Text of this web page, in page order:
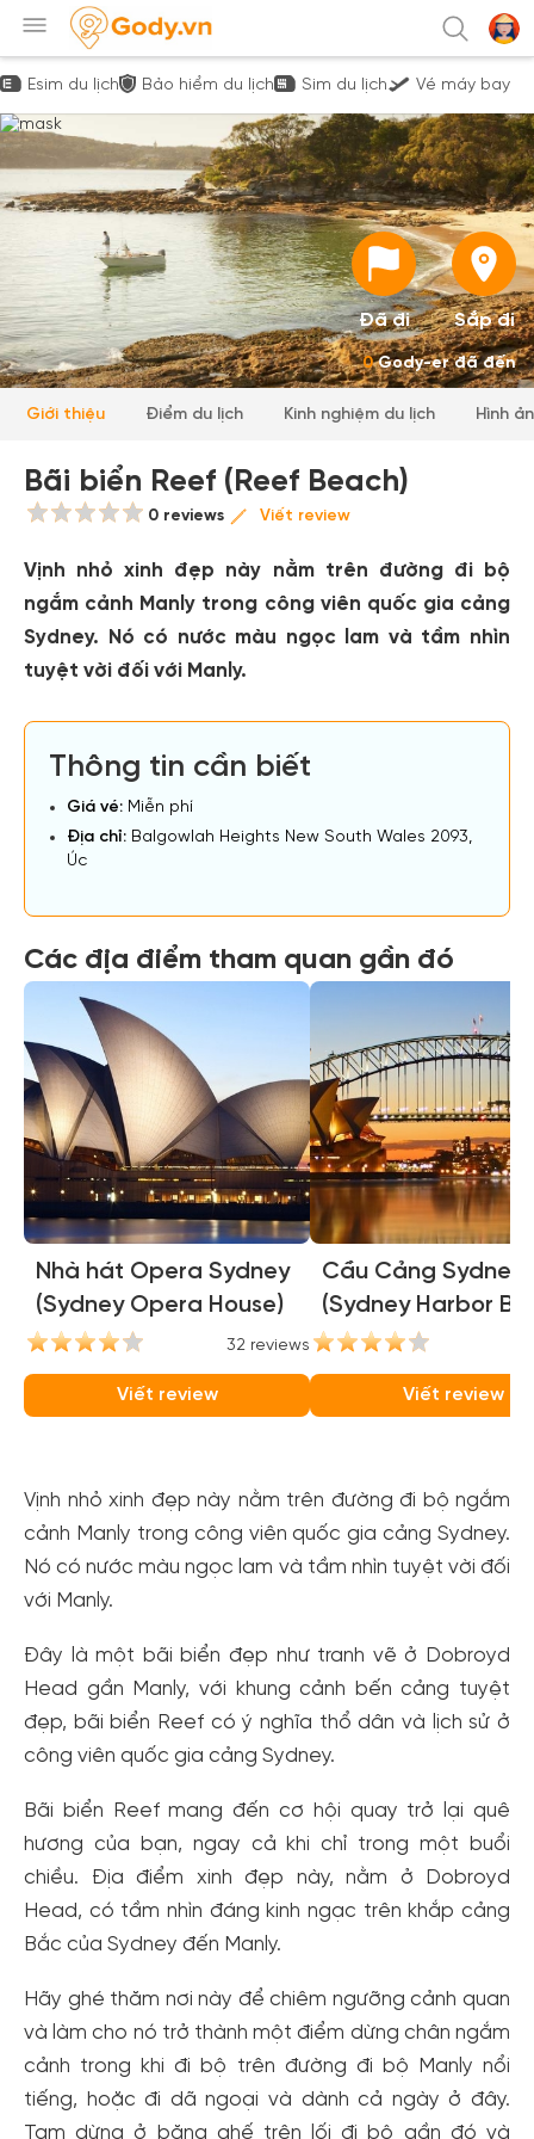
Esim du lịch Bảo hiểm du lịch Sim du lịch Vé máy bay
Đã đi Sắp đi
0Gody-er đã đến
Giới thiệu Điểm du lịch Kinh nghiệm du lịch Hình
Bãi biển Reef (Reef Beach)
0 reviews Viết review
Vịnh nhỏ xinh đẹp này nằm trên đường đi bộ
ngắm cảnh Manly trong công viên quốc gia cảng
Sydney. Nó có nước màu ngọc lam và tầm nhìn
tuyệt vời đối với Manly.
Thông tin cần biết
Giá vé: Miễn phí
Địa chỉ: Balgowlah Heights New South Wales 2093,
Úc
Các địa điểm tham quan gần đó
Nhà hát Opera Sydney
(Sydney Opera House)
32 reviews
Viết review
Cầu Cảng Sydney
(Sydney Harbor
Viết review
Vịnh nhỏ xinh đẹp này nằm trên đường đi bộ ngắm
cảnh Manly trong công viên quốc gia cảng Sydney.
Nó có nước màu ngọc lam và tầm nhìn tuyệt vời đối
với Manly.
Đây là một bãi biển đẹp như tranh vẽ ở Dobroyd
Head gần Manly, với khung cảnh bến cảng tuyệt
đẹp, bãi biển Reef có ý nghĩa thổ dân và lịch sử ở
công viên quốc gia cảng Sydney.
Bãi biển Reef mang đến cơ hội quay trở lại quê
hương của bạn, ngay cả khi chỉ trong một buổi
chiều. Địa điểm xinh đẹp này, nằm ở Dobroyd
Head, có tầm nhìn đáng kinh ngạc trên khắp cảng
Bắc của Sydney đến Manly.
Hãy ghé thăm nơi này để chiêm ngưỡng cảnh quan
và làm cho nó trở thành một điểm dừng chân ngắm
cảnh trong khi đi bộ trên đường đi bộ Manly nổi
tiếng, hoặc đi dã ngoại và dành cả ngày ở đây.
Tạm dừng ở băng ghế trên lối đi bộ gần đó và